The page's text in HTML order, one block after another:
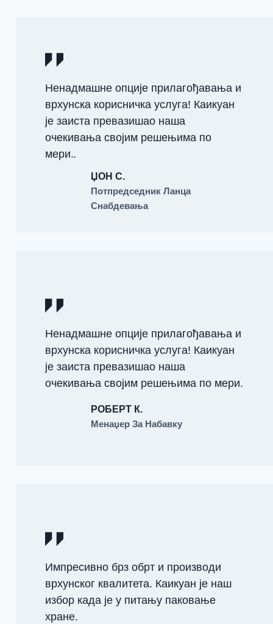
Ненадмашне опције прилагођавања и
врхунска корисничка услуга! Каикуан
је заиста превазишао наша
очекивања својим решењима по
мери..
ЏОН С.
Потпредседник Ланца
Снабдевања
Ненадмашне опције прилагођавања и
врхунска корисничка услуга! Каикуан
је заиста превазишао наша
очекивања својим решењима по мери.
РОБЕРТ К.
Менаџер За Набавку
Импресивно брз обрт и производи
врхунског квалитета. Каикуан је наш
избор када је у питању паковање
хране.